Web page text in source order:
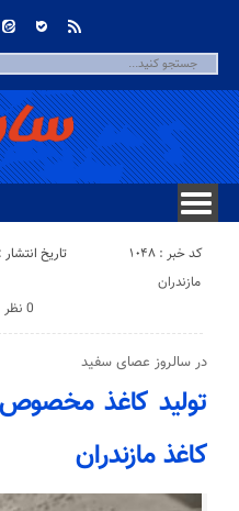
کد خبر : 1048 تاریخ انتشار : سه
0 نظر
مازندران
در سالروز عصای سفید
تولید کاغذ
کاغذ مازندران